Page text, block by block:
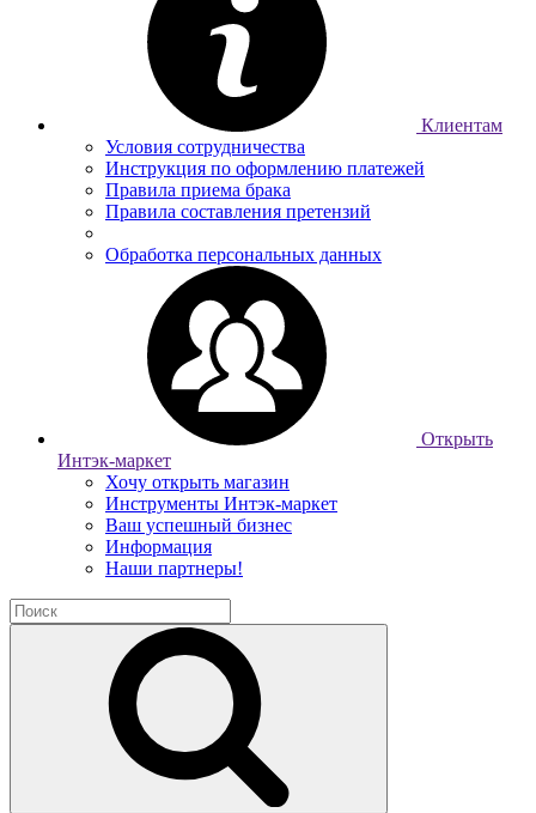
Клиентам
Условия сотрудничества
Инструкция по оформлению платежей
Правила приема брака
Правила составления претензий
Обработка персональных данных
Открыть
Интэк-маркет
Хочу открыть магазин
Инструменты Интэк-маркет
Ваш успешный бизнес
Информация
Наши партнеры!